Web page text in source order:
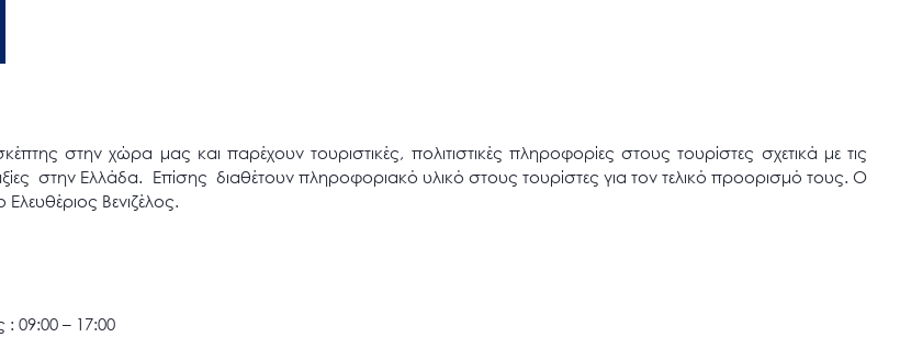
στην χώρα μας και παρέχουν τουριστικές, πολιτιστικές πληροφορίες στους τουρίστες σχετικά με τις
στην Ελλάδα. Επίσης διαθέτουν πληροφοριακό υλικό στους τουρίστες για τον τελικό προορισμό τους. Ο
Βενιζέλος.
: 09:00 – 17:00